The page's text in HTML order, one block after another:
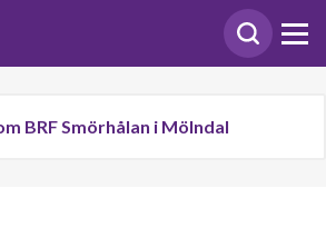
BRF Smörhålan i Mölndal